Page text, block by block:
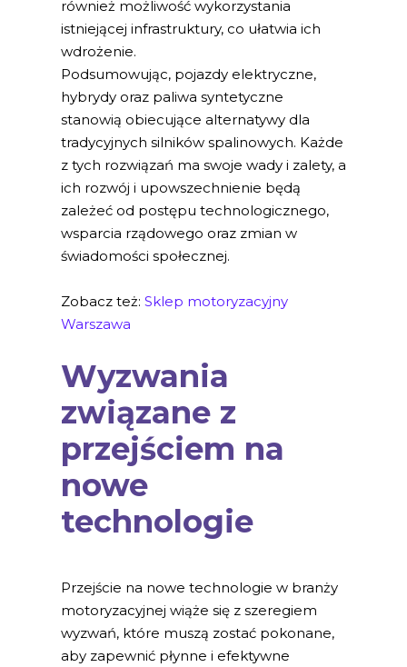
również możliwość wykorzystania
istniejącej infrastruktury, co ułatwia ich
wdrożenie.
Podsumowując, pojazdy elektryczne,
hybrydy oraz paliwa syntetyczne
stanowią obiecujące alternatywy dla
tradycyjnych silników spalinowych. Każde
z tych rozwiązań ma swoje wady i zalety, a
ich rozwój i upowszechnienie będą
zależeć od postępu technologicznego,
wsparcia rządowego oraz zmian w
świadomości społecznej.
Zobacz też: Sklep motoryzacyjny
Warszawa
Wyzwania
związane z
przejściem na
nowe
technologie
Przejście na nowe technologie w branży
motoryzacyjnej wiąże się z szeregiem
wyzwań, które muszą zostać pokonane,
aby zapewnić płynne i efektywne